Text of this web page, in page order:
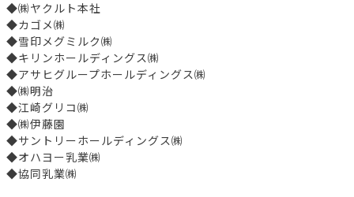
◆㈱ヤクルト本社
◆カゴメ㈱
◆雪印メグミルク㈱
◆キリンホールディングス㈱
◆アサヒグループホールディングス㈱
◆㈱明治
◆江崎グリコ㈱
◆㈱伊藤園
◆サントリーホールディングス㈱
◆オハヨー乳業㈱
◆協同乳業㈱